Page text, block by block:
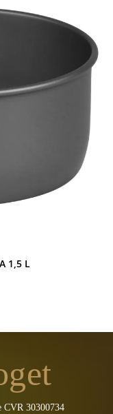
1,5 L
CVR 30300734